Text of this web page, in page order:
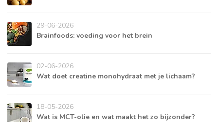
29-06-2026
Brainfoods: voeding voor het brein
02-06-2026
Wat doet creatine monohydraat met je lichaam?
18-05-2026
Wat is MCT-olie en wat maakt het zo bijzonder?